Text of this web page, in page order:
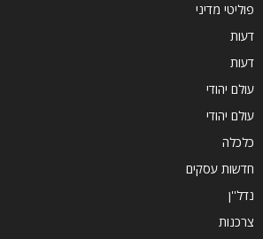
פוליטי מדיני
דעות
דעות
עולם יהודי
עולם יהודי
כלכלה
חדשות עסקים
נדל''ן
צרכנות